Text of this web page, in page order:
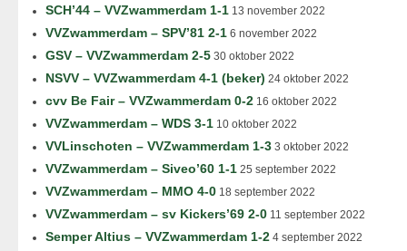
SCH’44 – VVZwammerdam 1-1 13 november 2022
VVZwammerdam – SPV’81 2-1 6 november 2022
GSV – VVZwammerdam 2-5 30 oktober 2022
NSVV – VVZwammerdam 4-1 (beker) 24 oktober 2022
cvv Be Fair – VVZwammerdam 0-2 16 oktober 2022
VVZwammerdam – WDS 3-1 10 oktober 2022
VVLinschoten – VVZwammerdam 1-3 3 oktober 2022
VVZwammerdam – Siveo’60 1-1 25 september 2022
VVZwammerdam – MMO 4-0 18 september 2022
VVZwammerdam – sv Kickers’69 2-0 11 september 2022
Semper Altius – VVZwammerdam 1-2 4 september 2022